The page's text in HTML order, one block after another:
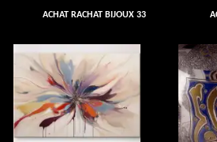
ACHAT RACHAT BIJOUX 33